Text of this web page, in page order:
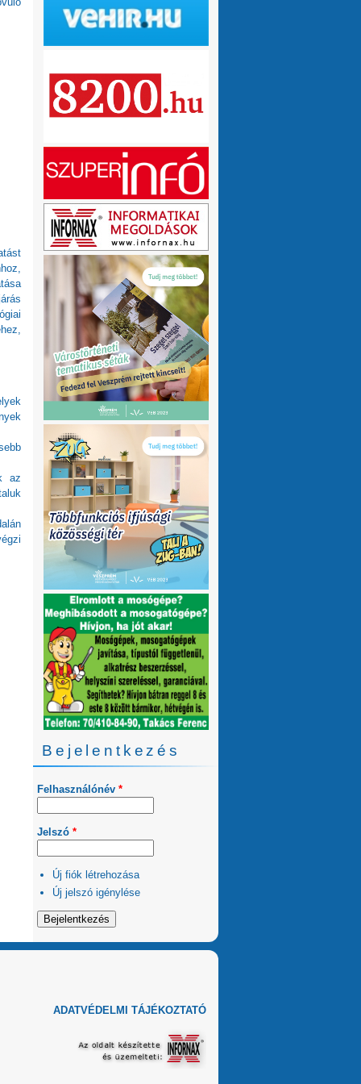
az
olvasnám.Üdv
10 hónap 1 hét
1 év 2 hónap
P.Csaba
Űjra elérhetőek a honlapomon
a klíma adatok (2007-től, havi
perc alatt megtalálta a hibát a PHP-ben,
ami nekem hónapok óta nem sikerült...
VMeteo-Zooltán:Nézd már, van itt egy
üzenőfal
1 év 2 hónap
P.Csaba: 1 év 4 hónap
VMeteo-Zooltán Hopp, meggyógyult
1 év 4 hónap
VMeteo-Zooltán:Kivételesen nem
Valami frissítés rosszul sikerült :/
1 év 4
hónap
Bejelentkezés
Felhasználónév *
Jelszó *
Új fiók létrehozása
Új jelszó igénylése
ADATVÉDELMI TÁJÉKOZTATÓ